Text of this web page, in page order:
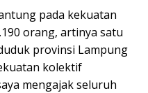
pada kekuatan
orang, artinya satu
provinsi Lampung
kolektif
mengajak seluruh